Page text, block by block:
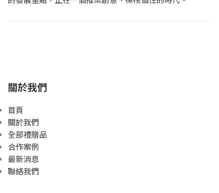
關於我們
首頁
關於我們
全部禮贈品
合作案例
最新消息
聯絡我們